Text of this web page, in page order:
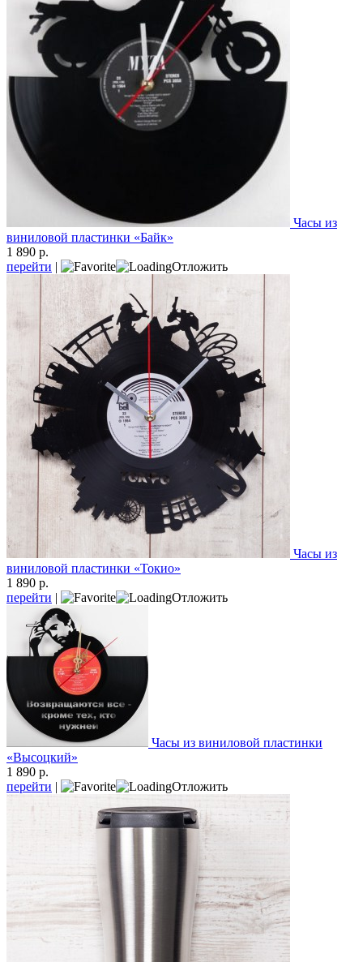
Часы из
виниловой пластинки «Байк»
1 890 р.
перейти | Отложить
Часы из
виниловой пластинки «Токио»
1 890 р.
перейти | Отложить
Часы из виниловой пластинки
«Высоцкий»
1 890 р.
перейти | Отложить